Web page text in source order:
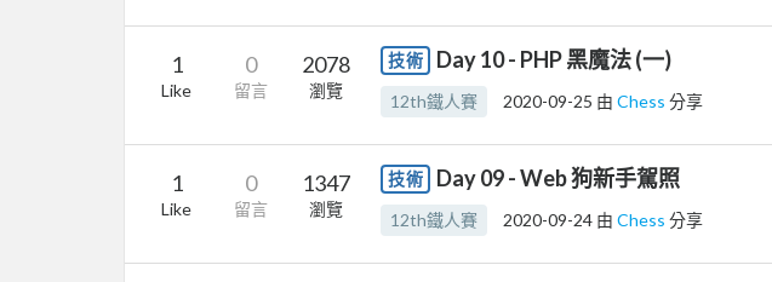
1
Like
0
留言
2078
瀏覽
技術 Day 10 - PHP 黑魔法 (一)
12th鐵人賽 2020-09-25 由 Chess 分享
1
Like
0
留言
1347
瀏覽
技術 Day 09 - Web 狗新手駕照
12th鐵人賽 2020-09-24 由 Chess 分享